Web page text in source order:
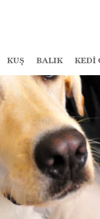
KUŞ BALIK KEDİ